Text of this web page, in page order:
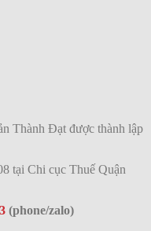
Thành Đạt được thành lập
tại Chi cục Thuế Quận
(phone/zalo)